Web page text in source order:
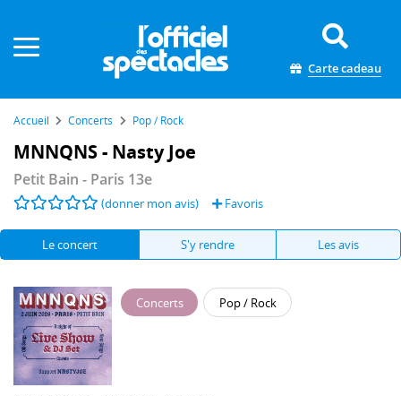
Carte cadeau
Accueil Concerts Pop / Rock
MNNQNS - Nasty Joe
Petit Bain - Paris 13e
(donner mon avis) Favoris
Le concert S'y rendre Les avis
Concerts Pop / Rock